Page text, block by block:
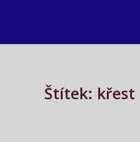
Štítek: křest